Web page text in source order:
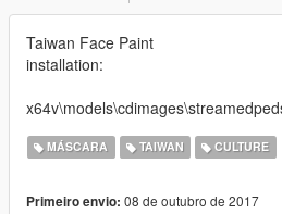
Taiwan Face Paint
installation:
MÁSCARA TAIWAN CULTURE
Primeiro envio: 08 de outubro de 2017